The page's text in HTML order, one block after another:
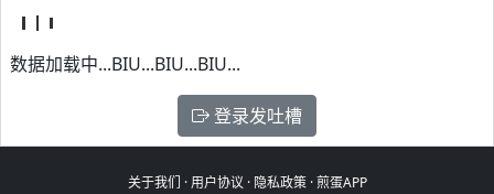
数据加载中...BIU...BIU...BIU...
登录发吐槽
关于我们 ·用户协议 · 隐私政策·煎蛋APP